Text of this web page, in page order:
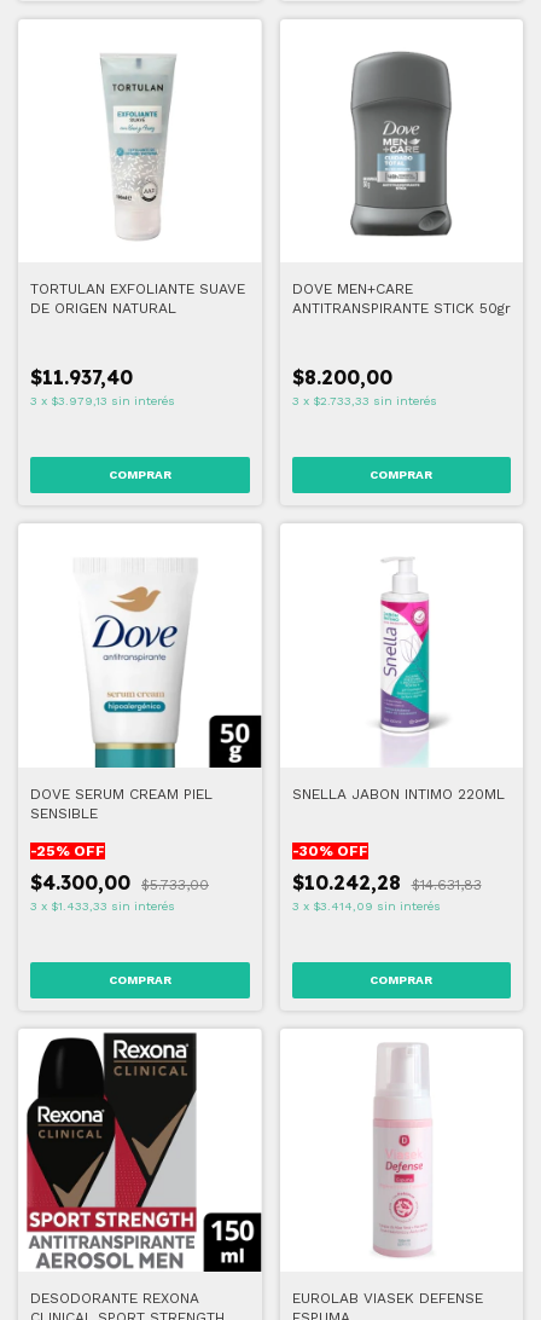
TORTULAN EXFOLIANTE SUAVE
DE ORIGEN NATURAL
$11.937,40
3 x $3.979,13 sin interés
DOVE MEN+CARE
ANTITRANSPIRANTE STICK 50gr
$8.200,00
3 x $2.733,33 sin interés
DOVE SERUM CREAM PIEL
SENSIBLE
-25% OFF
$4.300,00 $5.733,00
3 x $1.433,33 sin interés
SNELLA JABON INTIMO 220ML
-30% OFF
$10.242,28 $14.631,83
3 x $3.414,09 sin interés
DESODORANTE REXONA
EUROLAB VIASEK DEFENSE